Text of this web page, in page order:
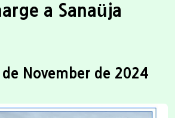
a Sanaüja
November de 2024